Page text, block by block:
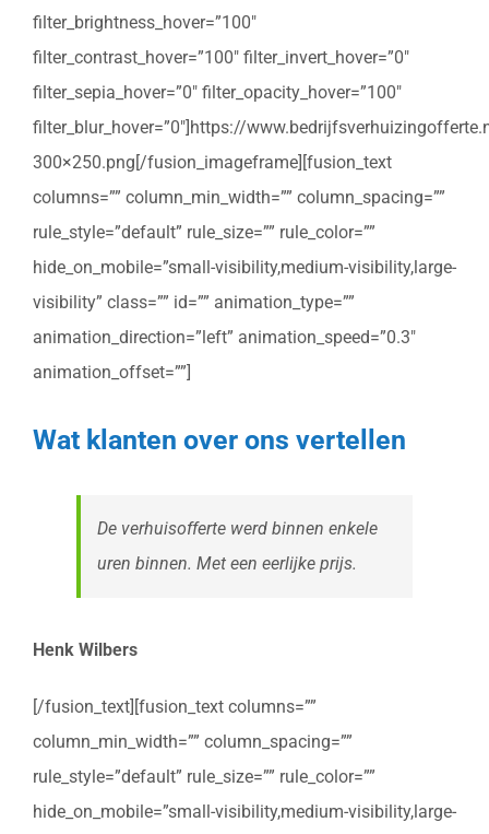
filter_brightness_hover=”100″
filter_contrast_hover=”100″ filter_invert_hover=”0″
filter_sepia_hover=”0″ filter_opacity_hover=”100″
filter_blur_hover=”0″]https://
300×250.png[/fusion_imageframe][fusion_text
columns=”” column_min_width=”” column_spacing=””
rule_style=”default” rule_size=”” rule_color=””
hide_on_mobile=”small-visibility,medium-visibility,large-
visibility” class=”” id=”” animation_type=””
animation_direction=”left” animation_speed=”0.3″
animation_offset=””]
Wat klanten over ons vertellen
De verhuisofferte werd binnen enkele
uren binnen. Met een eerlijke prijs.
Henk Wilbers
[/fusion_text][fusion_text columns=””
column_min_width=”” column_spacing=””
rule_style=”default” rule_size=”” rule_color=””
hide_on_mobile=”small-visibility,medium-visibility,large-